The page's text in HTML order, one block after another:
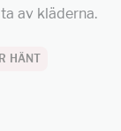
av kläderna.
HÄNT